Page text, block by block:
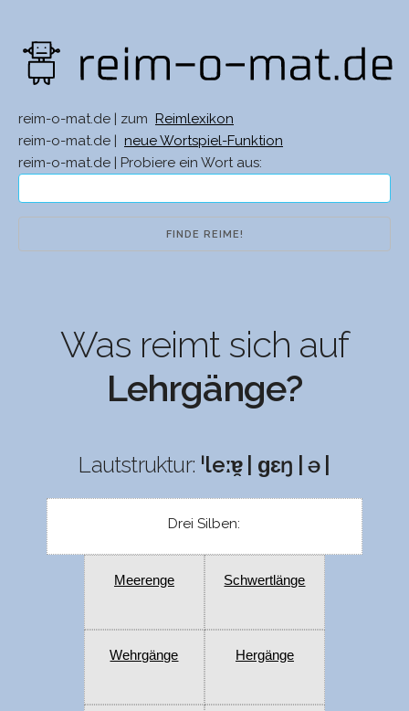
reim-o-mat.de | zum
Reimlexikon
reim-o-mat.de |
neue Wortspiel-Funktion
reim-o-mat.de | Probiere ein Wort aus:
Was reimt sich auf
Lehrgänge?
Lautstruktur: ˈleːɐ̯ | ɡɛŋ | ə |
Drei Silben:
Meerenge Schwertlänge
Wehrgänge Hergänge